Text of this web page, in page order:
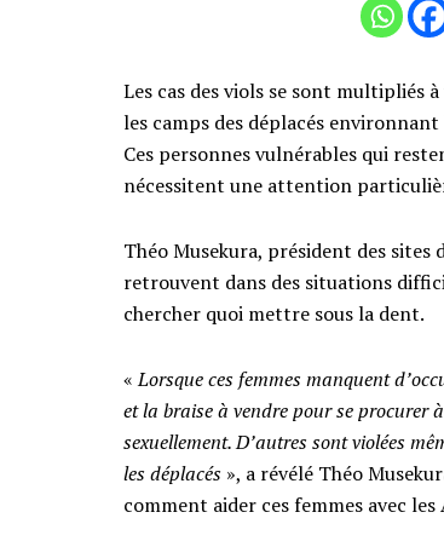
Les cas des viols se sont multipliés
les camps des déplacés
Ces personnes vulnérables qui
nécessitent une attention
Théo Musekura, président des
retrouvent dans des situations
chercher quoi mettre sous la dent.
«Lorsque ces femmes manquent
et la braise à vendre pour se procurer
sexuellement. D’autres sont violées
les déplacés », a révélé Théo
comment aider ces femmes avec